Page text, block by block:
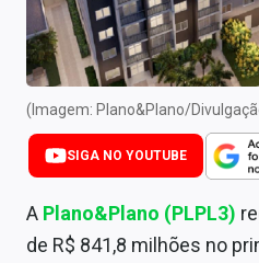
Carteiras Recomendadas
Central de Dividendos
Central de Fundos Imobiliários
Central dos IPOs
Renda Fixa
Finanças Pessoais
(Imagem: Plano&Plano/
SIGA NO YOUTUBE
A Plano&Plano (PLPL3)
de R$ 841,8 milhões no